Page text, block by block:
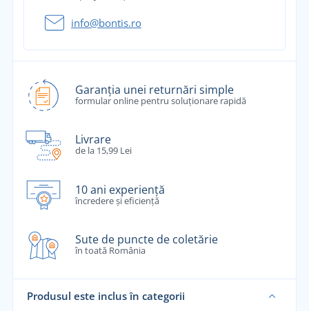
info@bontis.ro
Garanția unei returnări simple
formular online pentru soluționare rapidă
Livrare
de la 15,99 Lei
10 ani experiență
încredere și eficiență
Sute de puncte de coletărie
în toată România
Produsul este inclus în categorii